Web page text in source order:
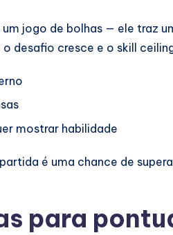
jogo de bolhas — ele traz
desafio cresce e o skill
mostrar habilidade
é uma chance de
para